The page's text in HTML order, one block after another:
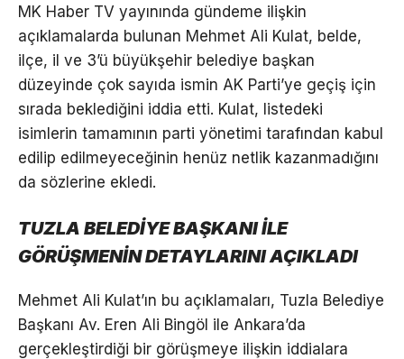
MK Haber TV yayınında gündeme ilişkin
açıklamalarda bulunan Mehmet Ali Kulat, belde,
ilçe, il ve 3’ü büyükşehir belediye başkan
düzeyinde çok sayıda ismin AK Parti’ye geçiş için
sırada beklediğini iddia etti. Kulat, listedeki
isimlerin tamamının parti yönetimi tarafından kabul
edilip edilmeyeceğinin henüz netlik kazanmadığını
da sözlerine ekledi.
TUZLA BELEDİYE BAŞKANI İLE
GÖRÜŞMENİN DETAYLARINI AÇIKLADI
Mehmet Ali Kulat’ın bu açıklamaları, Tuzla Belediye
Başkanı Av. Eren Ali Bingöl ile Ankara’da
gerçekleştirdiği bir görüşmeye ilişkin iddialara